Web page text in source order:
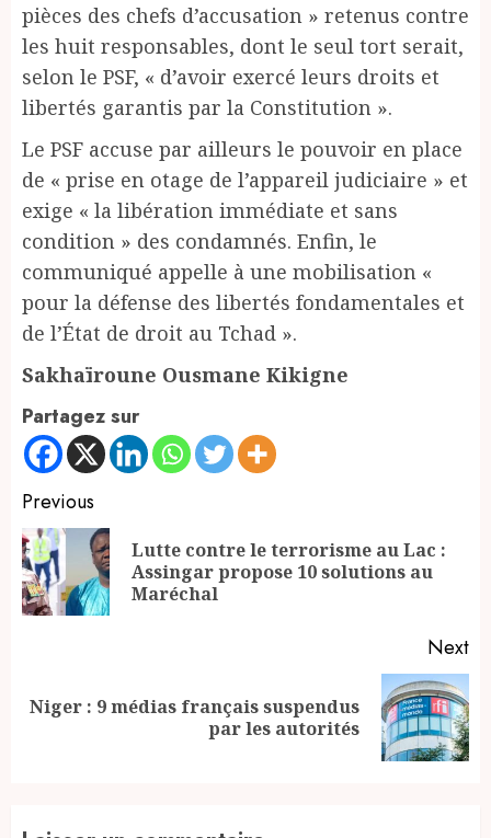
pièces des chefs d’accusation » retenus contre
les huit responsables, dont le seul tort serait,
selon le PSF, « d’avoir exercé leurs droits et
libertés garantis par la Constitution ».
Le PSF accuse par ailleurs le pouvoir en place
de « prise en otage de l’appareil judiciaire » et
exige « la libération immédiate et sans
condition » des condamnés. Enfin, le
communiqué appelle à une mobilisation «
pour la défense des libertés fondamentales et
de l’État de droit au Tchad ».
Sakhaïroune Ousmane Kikigne
Partagez sur
Continue
Reading
Previous
Lutte contre le terrorisme au Lac :
Assingar propose 10 solutions au
Maréchal
Next
Next
Niger : 9 médias français suspendus
par les autorités